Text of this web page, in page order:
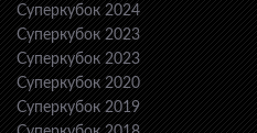
Суперкубок 2024
Суперкубок 2023
Суперкубок 2023
Суперкубок 2020
Суперкубок 2019